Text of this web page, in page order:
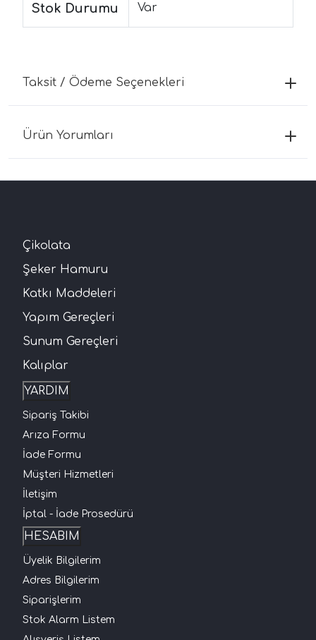
Stok Durumu Var
Taksit / Ödeme Seçenekleri
Ürün Yorumları
Çikolata
Şeker Hamuru
Katkı Maddeleri
Yapım Gereçleri
Sunum Gereçleri
Kalıplar
YARDIM
Sipariş Takibi
Arıza Formu
İade Formu
Müşteri Hizmetleri
İletişim
İptal - İade Prosedürü
HESABIM
Üyelik Bilgilerim
Adres Bilgilerim
Siparişlerim
Stok Alarm Listem